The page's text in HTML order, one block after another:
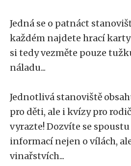
Jedná se o patnáct
každém najdete hrací
si tedy vezměte pouze
náladu...
Jednotlivá stanoviště
pro děti, ale i kvízy pro
vyrazte! Dozvíte se
informací nejen o vílách,
vinařstvích...